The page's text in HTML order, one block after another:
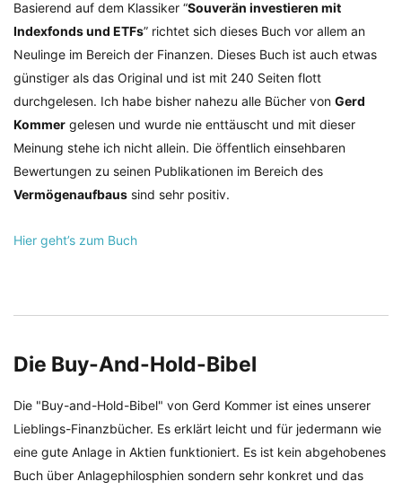
Basierend auf dem Klassiker “Souverän investieren mit
Indexfonds und ETFs” richtet sich dieses Buch vor allem an
Neulinge im Bereich der Finanzen. Dieses Buch ist auch etwas
günstiger als das Original und ist mit 240 Seiten flott
durchgelesen. Ich habe bisher nahezu alle Bücher von Gerd
Kommer gelesen und wurde nie enttäuscht und mit dieser
Meinung stehe ich nicht allein. Die öffentlich einsehbaren
Bewertungen zu seinen Publikationen im Bereich des
Vermögenaufbaus sind sehr positiv.
Hier geht’s zum Buch
Die Buy-And-Hold-Bibel
Die "Buy-and-Hold-Bibel" von Gerd Kommer ist eines unserer
Lieblings-Finanzbücher. Es erklärt leicht und für jedermann wie
eine gute Anlage in Aktien funktioniert. Es ist kein abgehobenes
Buch über Anlagephilosphien sondern sehr konkret und das